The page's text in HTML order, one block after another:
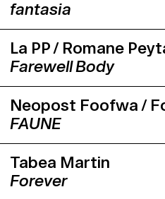
Kaserne Basel
Als einziger Künstler
Foofwa d’Imobilité
ein eigenes Werk an
Days zu zeigen.
fantasia
La PP / Romane
Farewell Body
Neopost Foofwa /
FAUNE
Tabea Martin
Forever